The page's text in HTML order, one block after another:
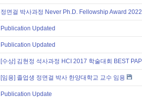
정면걸 박사과정 Never Ph.D. Fellowship Award
Publication Updated
Publication Updated
[수상] 김현정 석사과정 HCI 2017 학술대회 BEST
[임용] 졸업생 정면걸 박사 한양대학교 교수 임용
Publication Update